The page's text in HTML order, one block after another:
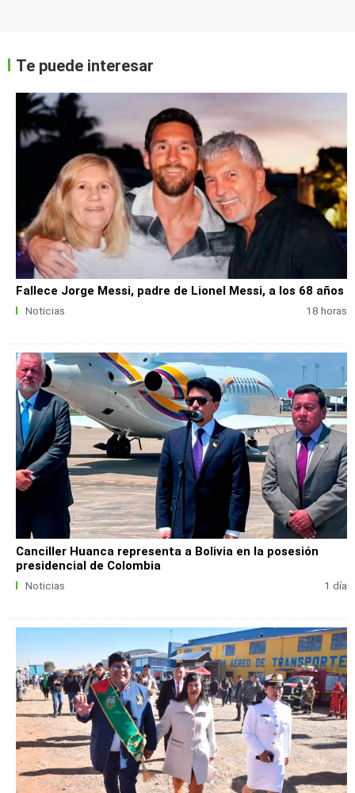
Te puede interesar
Fallece Jorge Messi, padre de Lionel Messi, a los 68 años
Noticias 18 horas
Canciller Huanca representa a Bolivia en la posesión
presidencial de Colombia
Noticias 1 día